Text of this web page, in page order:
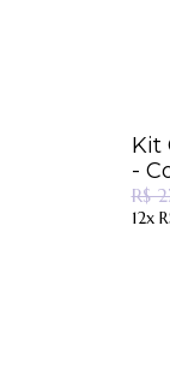
Kit
-
R$
12x